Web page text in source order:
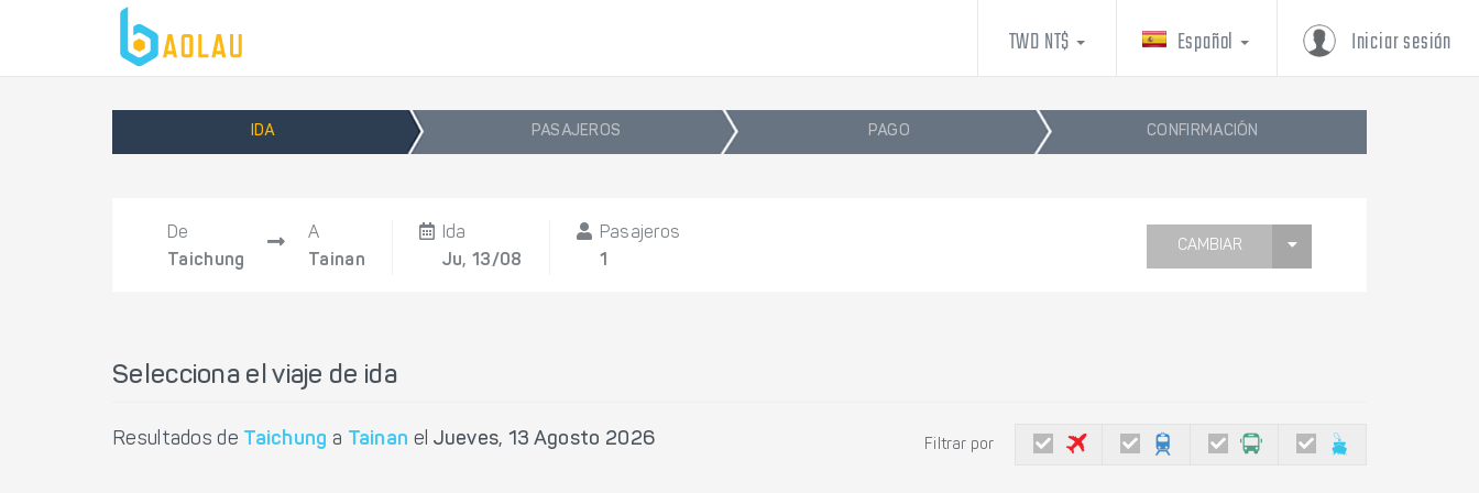
Iniciar sesión
Español
TWD NT$
IDA PASAJEROS PAGO CONFIRMACIÓN
De
Taichung
A
Tainan
Ida
Ju, 13/08
Pasajeros
1
CAMBIAR
Selecciona el viaje de ida
Resultados de Taichung a Tainan el Jueves, 13 Agosto 2026 Filtrar por